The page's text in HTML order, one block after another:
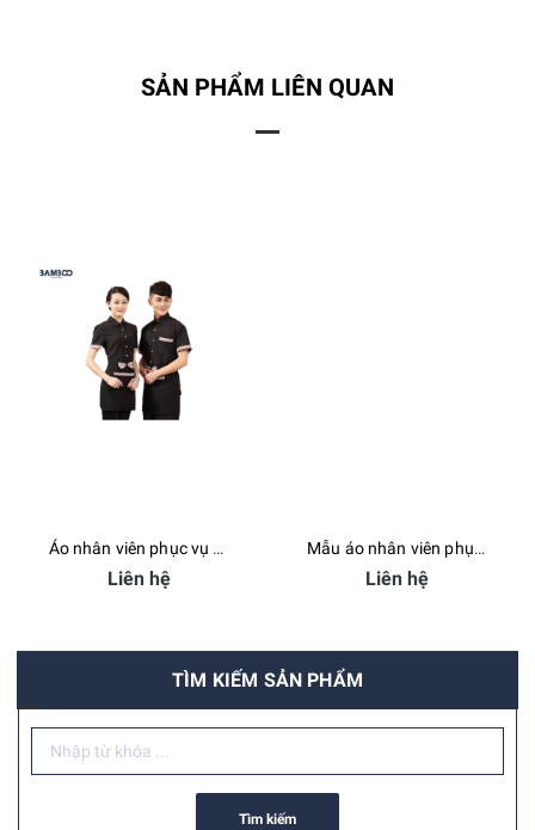
SẢN PHẨM LIÊN QUAN
Áo nhân viên phục vụ nam nữ đen Bamboo Uniform
Liên hệ
Mẫu áo nhân viên phục vụ tay dài màu đen
Liên hệ
TÌM KIẾM SẢN PHẨM
Tìm kiếm